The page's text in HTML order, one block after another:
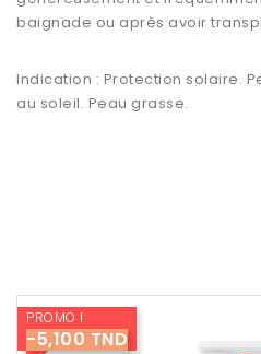
baignade ou après avoir
Indication : Protection solaire.
au soleil. Peau grasse.
PROMO !
-5,100 TND